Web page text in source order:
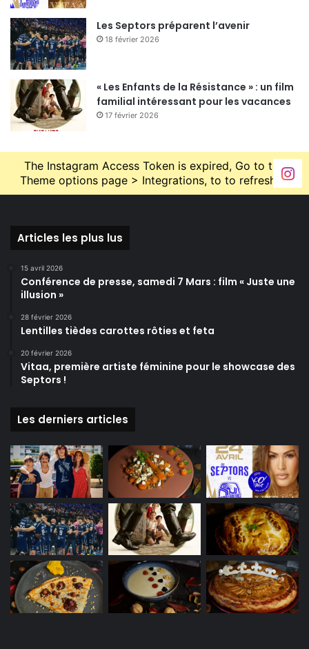
Les Septors préparent l’avenir
18 février 2026
« Les Enfants de la Résistance » : un film
familial intéressant pour les vacances
17 février 2026
The Instagram Access Token is expired, Go to the
Theme options page > Integrations, to to refresh it.
Articles les plus lus
15 avril 2026
Conférence de presse, samedi 7 Mars : film « Juste une
illusion »
28 février 2026
Lentilles tièdes carottes rôties et feta
20 février 2026
Vitaa, première artiste féminine pour le showcase des
Septors !
Les derniers articles